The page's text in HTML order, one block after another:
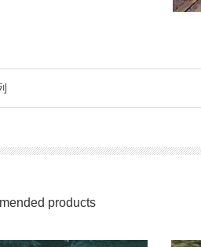
products